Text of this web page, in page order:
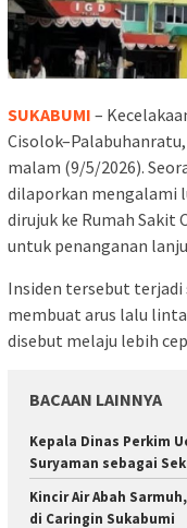
SUKABUMI –
malam (9/5/2026).
dilaporkan mengalami
dirujuk ke Rumah Sakit
untuk penanganan
Insiden tersebut terjadi
membuat arus lalu
disebut melaju lebih
BACAAN LAINNYA
Kepala Dinas Perkim
Suryaman sebagai
Kincir Air Abah
di Caringin Sukabumi